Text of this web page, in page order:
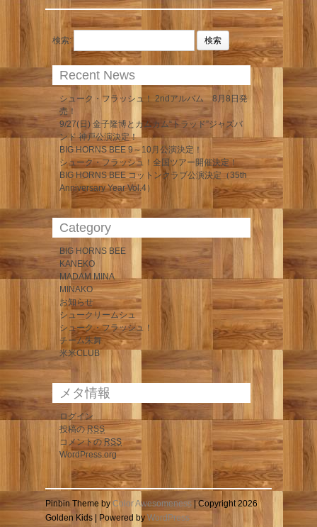
検索:
Recent News
シューク・フラッシュ！ 2ndアルバム 8月8日発
売！
9/27(日) 金子隆博とカムカム“トラッド”ジャズバ
ンド 神戸公演決定！
BIG HORNS BEE 9～10月公演決定！
シューク・フラッシュ！全国ツアー開催決定！
BIG HORNS BEE コットンクラブ公演決定（35th
Anniversary Year Vol.4）
Category
BIG HORNS BEE
KANEKO
MADAM MINA
MINAKO
お知らせ
シュークリームシュ
シューク・フラッシュ！
チーム朱舞
米米CLUB
メタ情報
ログイン
投稿のRSS
コメントの RSS
WordPress.org
Pinbin Theme by Color Awesomeness | Copyright 2026
Golden Kids | Powered by WordPress